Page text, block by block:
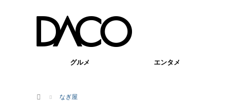
グルメ エンタメ
ホーム なぎ屋